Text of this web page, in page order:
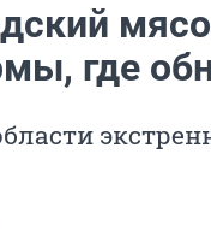
где